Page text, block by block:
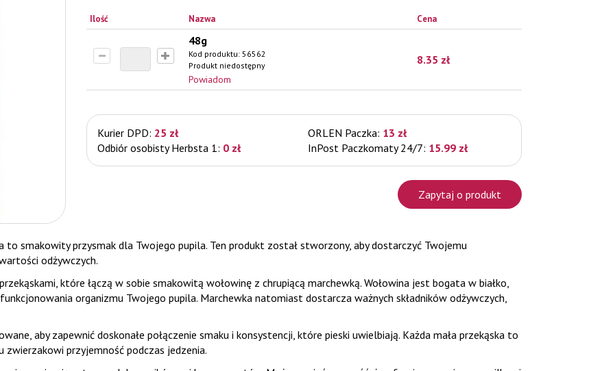
Ilość Nazwa Cena
48g
Kod produktu: 56562
Produkt niedostępny
Powiadom
8.35 zł
Kurier DPD: 25 zł ORLEN Paczka: 13 zł
Odbiór osobisty Herbsta 1: 0 zł InPost Paczkomaty 24/7: 15.99 zł
Zapytaj o produkt
to smakowity przysmak dla Twojego pupila. Ten produkt został stworzony, aby dostarczyć Twojemu
odżywczych.
które łączą w sobie smakowitą wołowinę z chrupiącą marchewką. Wołowina jest bogata w białko,
organizmu Twojego pupila. Marchewka natomiast dostarcza ważnych składników odżywczych,
aby zapewnić doskonałe połączenie smaku i konsystencji, które pieski uwielbiają. Każda mała przekąska to
przyjemność podczas jedzenia.